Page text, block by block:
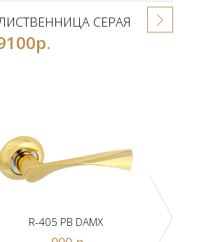
СЕРАЯ
R-405 PB DAMX